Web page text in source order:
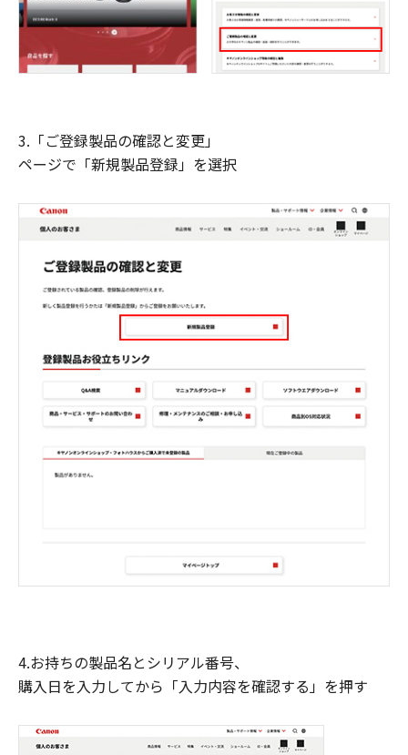
3.「ご登録製品の確認と変更」
ページで「新規製品登録」を選択
4.お持ちの製品名とシリアル番号、
購入日を入力してから「入力内容を確認する」を押す